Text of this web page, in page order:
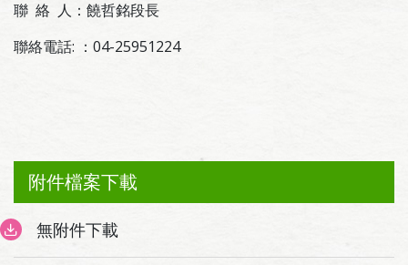
聯 絡 人：饒哲銘段長
聯絡電話: ：04-25951224
附件檔案下載
無附件下載